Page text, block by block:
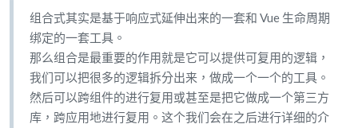
组合式其实是基于响应式延伸出来的一套和 Vue 生命周期
绑定的一套工具。
那么组合是最重要的作用就是它可以提供可复用的逻辑，
我们可以把很多的逻辑拆分出来，做成一个一个的工具。
然后可以跨组件的进行复用或甚至是把它做成一个第三方
库，跨应用地进行复用。这个我们会在之后进行详细的介